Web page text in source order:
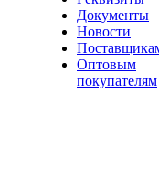
Документы
Новости
Оптовым
покупателям